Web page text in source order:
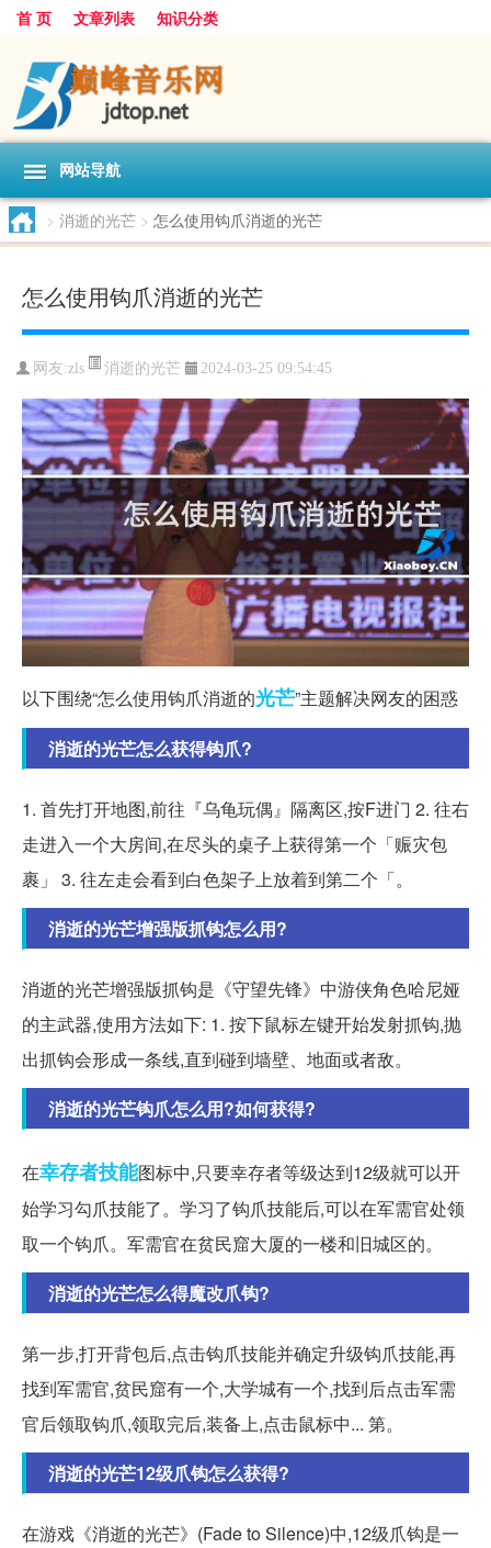
首 页 文章列表 知识分类
网站导航
> 消逝的光芒 > 怎么使用钩爪消逝的光芒
怎么使用钩爪消逝的光芒
网友:zls 消逝的光芒 2024-03-25 09:54:45
以下围绕“怎么使用钩爪消逝的光芒”主题解决网友的困惑
消逝的光芒怎么获得钩爪?
1. 首先打开地图,前往『乌龟玩偶』隔离区,按F进门 2. 往右
走进入一个大房间,在尽头的桌子上获得第一个「赈灾包
裹」 3. 往左走会看到白色架子上放着到第二个「。
消逝的光芒增强版抓钩怎么用?
消逝的光芒增强版抓钩是《守望先锋》中游侠角色哈尼娅
的主武器,使用方法如下: 1. 按下鼠标左键开始发射抓钩,抛
出抓钩会形成一条线,直到碰到墙壁、地面或者敌。
消逝的光芒钩爪怎么用?如何获得?
在幸存者技能图标中,只要幸存者等级达到12级就可以开
始学习勾爪技能了。学习了钩爪技能后,可以在军需官处领
取一个钩爪。军需官在贫民窟大厦的一楼和旧城区的。
消逝的光芒怎么得魔改爪钩?
第一步,打开背包后,点击钩爪技能并确定升级钩爪技能,再
找到军需官,贫民窟有一个,大学城有一个,找到后点击军需
官后领取钩爪,领取完后,装备上,点击鼠标中... 第。
消逝的光芒12级爪钩怎么获得?
在游戏《消逝的光芒》(Fade to Silence)中,12级爪钩是一